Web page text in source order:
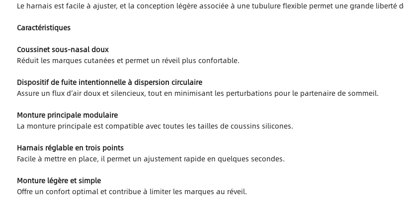
Le harnais est facile à ajuster, et la conception légère associée à une tubulure flexible permet une grande liberté
Caractéristiques
Coussinet sous-nasal doux
Réduit les marques cutanées et permet un réveil plus confortable.
Dispositif de fuite intentionnelle à dispersion circulaire
Assure un flux d’air doux et silencieux, tout en minimisant les perturbations pour le partenaire de sommeil.
Monture principale modulaire
La monture principale est compatible avec toutes les tailles de coussins silicones.
Harnais réglable en trois points
Facile à mettre en place, il permet un ajustement rapide en quelques secondes.
Monture légère et simple
Offre un confort optimal et contribue à limiter les marques au réveil.